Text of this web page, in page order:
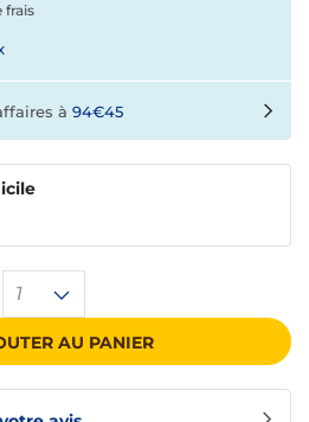
frais
1
AU PANIER
à 94€45